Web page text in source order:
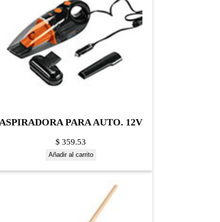
PARA AUTO. 12V
$ 359.53
Añadir al carrito